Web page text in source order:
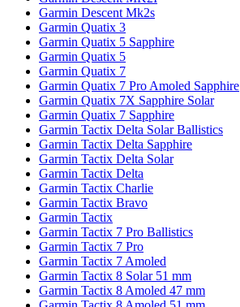
Garmin Descent Mk2s
Garmin Quatix 3
Garmin Quatix 5 Sapphire
Garmin Quatix 5
Garmin Quatix 7
Garmin Quatix 7 Pro Amoled Sapphire
Garmin Quatix 7X Sapphire Solar
Garmin Quatix 7 Sapphire
Garmin Tactix Delta Solar Ballistics
Garmin Tactix Delta Sapphire
Garmin Tactix Delta Solar
Garmin Tactix Delta
Garmin Tactix Charlie
Garmin Tactix Bravo
Garmin Tactix
Garmin Tactix 7 Pro Ballistics
Garmin Tactix 7 Pro
Garmin Tactix 7 Amoled
Garmin Tactix 8 Solar 51 mm
Garmin Tactix 8 Amoled 47 mm